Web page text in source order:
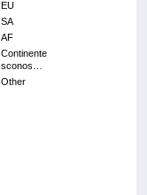
EU
SA
AF
Continente
sconos…
Other